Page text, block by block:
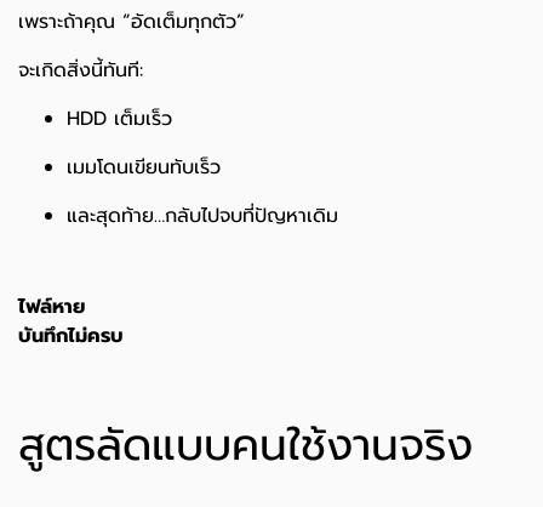
เพราะถ้าคุณ “อัดเต็มทุกตัว”
จะเกิดสิ่งนี้ทันที:
HDD เต็มเร็ว
เมมโดนเขียนทับเร็ว
และสุดท้าย…กลับไปจบที่ปัญหาเดิม
ไฟล์หาย
บันทึกไม่ครบ
สูตรลัดแบบคนใช้งานจริง